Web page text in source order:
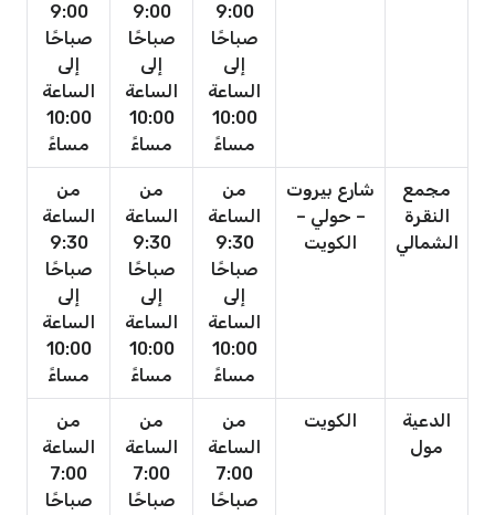
9:00
صباحًا
إلى
الساعة
10:00
مساءً
9:00
صباحًا
إلى
الساعة
10:00
مساءً
9:00
صباحًا
إلى
الساعة
10:00
مساءً
مجمع
النقرة
الشمالي
شارع بيروت
– حولي –
الكويت
من
الساعة
9:30
صباحًا
إلى
الساعة
10:00
مساءً
من
الساعة
9:30
صباحًا
إلى
الساعة
10:00
مساءً
من
الساعة
9:30
صباحًا
إلى
الساعة
10:00
مساءً
الدعية
مول
الكويت
من
الساعة
7:00
صباحًا
من
الساعة
7:00
صباحًا
من
الساعة
7:00
صباحًا